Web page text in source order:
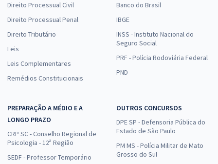
Direito Processual Civil
Direito Processual Penal
Direito Tributário
Leis
Leis Complementares
Remédios Constitucionais
Banco do Brasil
IBGE
INSS - Instituto Nacional do
Seguro Social
PRF - Polícia Rodoviária Federal
PND
PREPARAÇÃO A MÉDIO E A
LONGO PRAZO
CRP SC - Conselho Regional de
Psicologia - 12ª Região
SEDF - Professor Temporário
OUTROS CONCURSOS
DPE SP - Defensoria Pública do
Estado de São Paulo
PM MS - Polícia Militar de Mato
Grosso do Sul